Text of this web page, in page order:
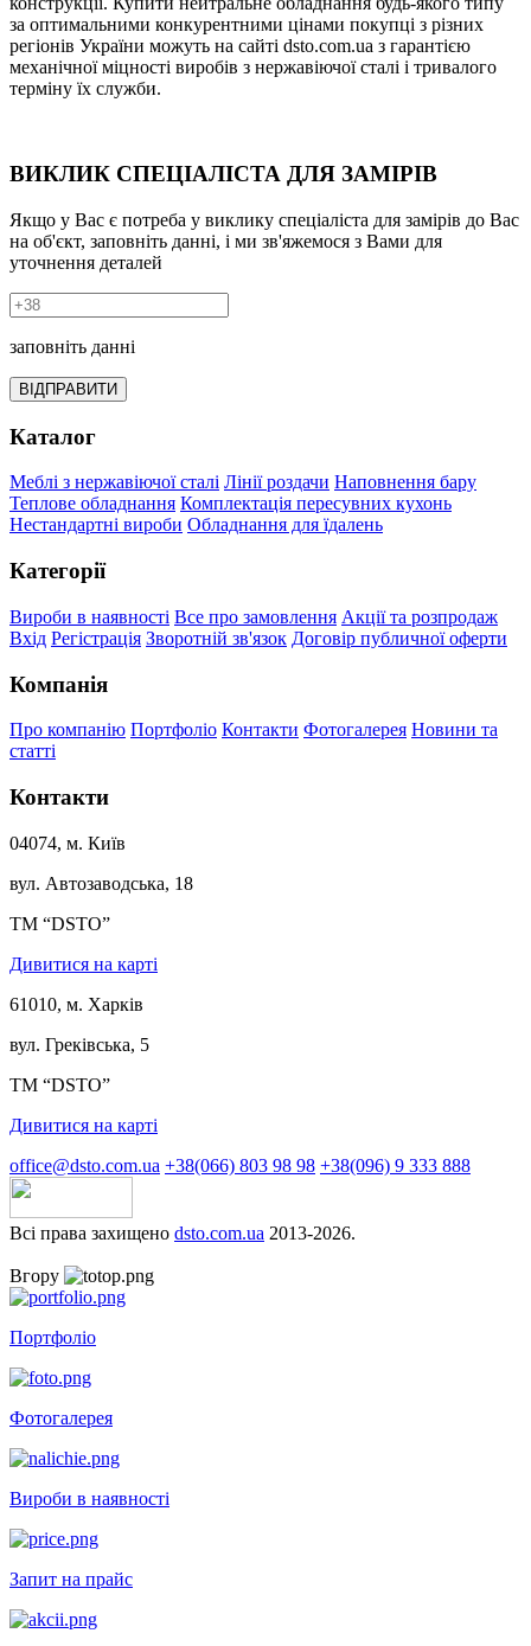
за оптимальними конкурентними цінами покупці з різних
регіонів України можуть на сайті dsto.com.ua з гарантією
механічної міцності виробів з нержавіючої сталі і тривалого
терміну їх служби.
ВИКЛИК СПЕЦІАЛІСТА ДЛЯ ЗАМІРІВ
Якщо у Вас є потреба у виклику спеціаліста для замірів до Вас
на об'єкт, заповніть данні, і ми зв'яжемося з Вами для
уточнення деталей
заповніть данні
ВІДПРАВИТИ
Каталог
Меблі з нержавіючої сталі Лінії роздачи Наповнення бару
Теплове обладнання Комплектація пересувних кухонь
Нестандартні вироби Обладнання для їдалень
Категорії
Вироби в наявності Все про замовлення Акції та розпродаж
Вхід Регістрація Зворотній зв'язок Договір публичної оферти
Компанія
Про компанію Портфоліо Контакти Фотогалерея Новини та
статті
Контакти
04074, м. Київ
вул. Автозаводська, 18
ТМ “DSTO”
Дивитися на карті
61010, м. Харків
вул. Греківська, 5
ТМ “DSTO”
Дивитися на карті
office@dsto.com.ua +38(066) 803 98 98 +38(096) 9 333 888
Всі права захищено dsto.com.ua 2013-2026.
Вгору
Портфоліо
Фотогалерея
Вироби в наявності
Запит на прайс